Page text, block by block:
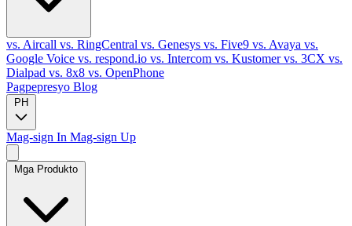
vs. Aircall vs. RingCentral vs. Genesys vs. Five9 vs. Avaya vs.
Google Voice vs. respond.io vs. Intercom vs. Kustomervs. 3CX vs.
Dialpad vs. 8x8 vs. OpenPhone
Pagpepresyo Blog
PH
Mag-sign In Mag-sign Up
Mga Produkto